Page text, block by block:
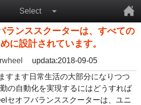
Select
ランススクーターは、すべての
に設計されています。
updata:2018-09-05
すます日常生活の大部分になりつつ
の自動化を実現するにはどうすれば
セオフバランススクーターは、ユニ